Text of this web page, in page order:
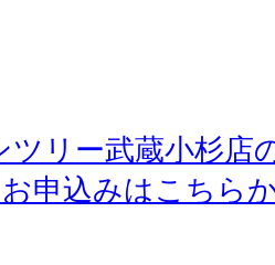
ツリー武蔵小杉店
申込みはこちら